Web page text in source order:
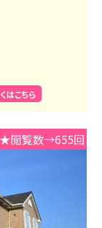
はこちら
★閲覧数→655回